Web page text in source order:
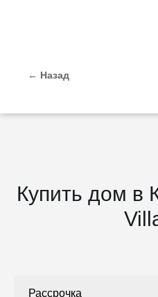
← Назад
Купить дом в